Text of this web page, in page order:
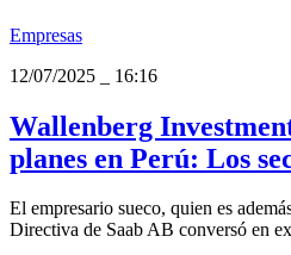
Empresas
12/07/2025
16:16
Wallenberg
planes en Perú: Los
El empresario sueco, quien es
Directiva de Saab AB conversó en